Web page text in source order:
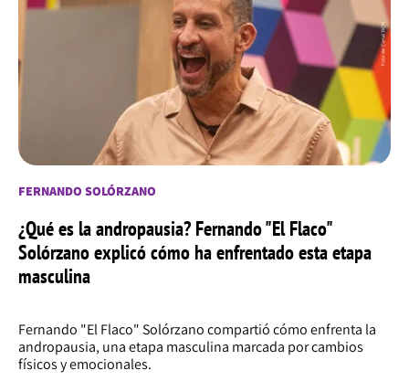
FERNANDO SOLÓRZANO
¿Qué es la andropausia? Fernando "El Flaco"
Solórzano explicó cómo ha enfrentado esta etapa
masculina
Fernando "El Flaco" Solórzano compartió cómo enfrenta la
andropausia, una etapa masculina marcada por cambios
físicos y emocionales.